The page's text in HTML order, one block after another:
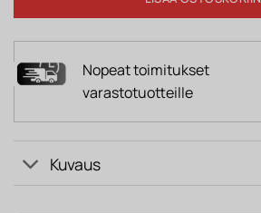
Nopeat toimitukset
varastotuotteille
Kuvaus